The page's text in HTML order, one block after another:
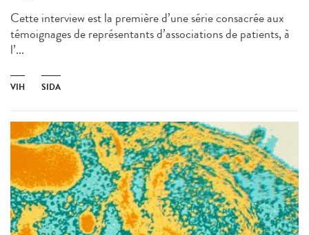
Cette interview est la première d’une série consacrée aux
témoignages de représentants d’associations de patients, à
l’...
VIH SIDA